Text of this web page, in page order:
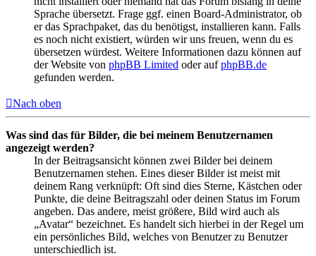
Sprache übersetzt. Frage ggf. einen Board-Administrator, ob
er das Sprachpaket, das du benötigst, installieren kann. Falls
es noch nicht existiert, würden wir uns freuen, wenn du es
übersetzen würdest. Weitere Informationen dazu können auf
der Website von phpBB Limited oder aufphpBB.de
gefunden werden.
Nach oben
Was sind das für Bilder, die bei meinem Benutzernamen
angezeigt werden?
In der Beitragsansicht können zwei Bilder bei deinem
Benutzernamen stehen. Eines dieser Bilder ist meist mit
deinem Rang verknüpft: Oft sind dies Sterne, Kästchen oder
Punkte, die deine Beitragszahl oder deinen Status im Forum
angeben. Das andere, meist größere, Bild wird auch als
„Avatar“ bezeichnet. Es handelt sich hierbei in der Regel um
ein persönliches Bild, welches von Benutzer zu Benutzer
unterschiedlich ist.